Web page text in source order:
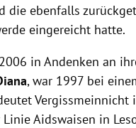
die ebenfalls
eingereicht hatte.
in Andenken an
, war 1997 bei
Vergissmeinnicht
Aidswaisen in